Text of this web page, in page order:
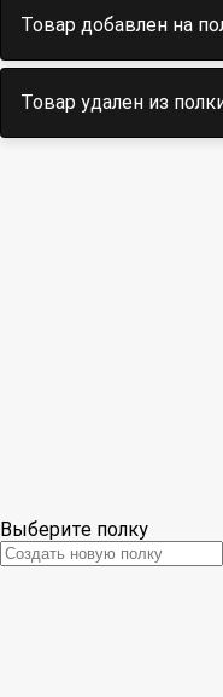
Товар добавлен на
Товар удален из
Выберите полку